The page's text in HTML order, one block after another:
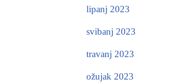
lipanj 2023
svibanj 2023
travanj 2023
ožujak 2023